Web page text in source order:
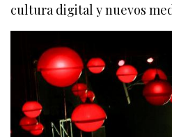
cultura digital y nuevos